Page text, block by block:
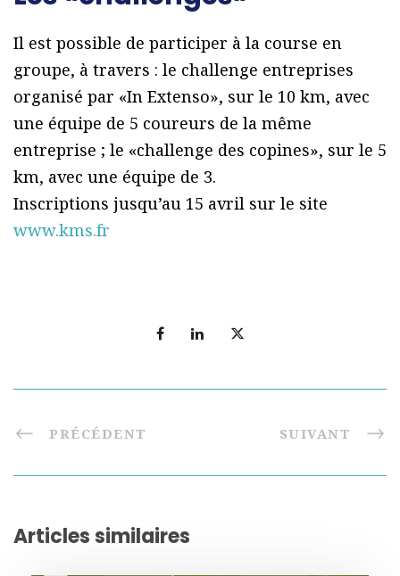
Il est possible de participer à la course en
groupe, à travers : le challenge entreprises
organisé par «In Extenso», sur le 10 km, avec
une équipe de 5 coureurs de la même
entreprise ; le «challenge des copines», sur le 5
km, avec une équipe de 3.
Inscriptions jusqu’au 15 avril sur le site
www.kms.fr
PRÉCÉDENT SUIVANT
Articles similaires